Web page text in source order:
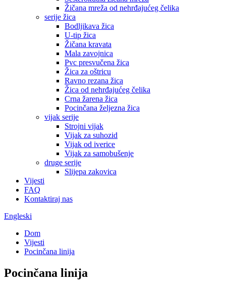
Žičana mreža od nehrđajućeg čelika
serije žica
Bodljikava žica
U-tip žica
Žičana kravata
Mala zavojnica
Pvc presvučena žica
Žica za oštricu
Ravno rezana žica
Žica od nehrđajućeg čelika
Crna žarena žica
Pocinčana željezna žica
vijak serije
Strojni vijak
Vijak za suhozid
Vijak od iverice
Vijak za samobušenje
druge serije
Slijepa zakovica
Vijesti
FAQ
Kontaktiraj nas
Engleski
Dom
Vijesti
Pocinčana linija
Pocinčana linija